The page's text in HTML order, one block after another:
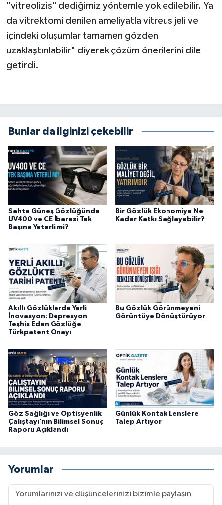
"vitreolizis" dediğimiz yöntemle yok edilebilir. Ya
da vitrektomi denilen ameliyatla vitreus jeli ve
içindeki oluşumlar tamamen gözden
uzaklaştırılabilir" diyerek çözüm önerilerini dile
getirdi.
Bunlar da ilginizi çekebilir
Sahte Güneş Gözlüğünde
UV400 ve CE İbaresi Tek
Başına Yeterli mi?
Bir Gözlük Ekonomiye Ne
Kadar Katkı Sağlayabilir?
Akıllı Gözlüklerde Yerli
İnovasyon: Depresyon
Teşhis Eden Gözlüğe
Türkpatent Onayı
Bu Gözlük Görünmeyeni
Görüntüye Dönüştürüyor
Göz Sağlığı ve Optisyenlik
Çalıştayı’nın Bilimsel Sonuç
Raporu Açıklandı
Günlük Kontak Lenslere
Talep Artıyor
Yorumlar